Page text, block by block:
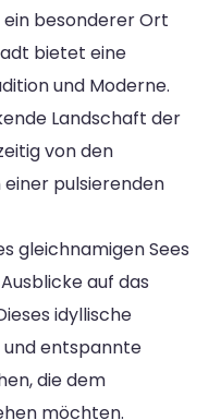
ein besonderer Ort
bietet eine
und Moderne.
Landschaft der
von den
pulsierenden
gleichnamigen Sees
auf das
idyllische
entspannte
die dem
möchten.